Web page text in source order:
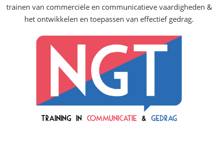
trainen van commerciële en communicatieve vaardigheden &
het ontwikkelen en toepassen van effectief gedrag.